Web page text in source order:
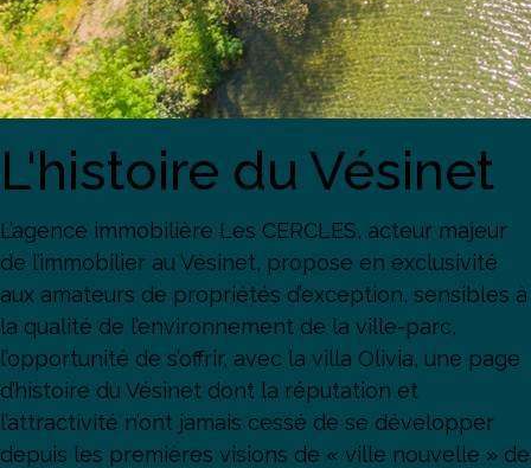
L'histoire du Vésinet
L’agence immobilière Les CERCLES, acteur majeur
de l’immobilier au Vésinet, propose en exclusivité
aux amateurs de propriétés d’exception, sensibles à
la qualité de l’environnement de la ville-parc,
l’opportunité de s’offrir, avec la villa Olivia, une page
d’histoire du Vésinet dont la réputation et
l’attractivité n’ont jamais cessé de se développer
depuis les premières visions de « ville nouvelle » de